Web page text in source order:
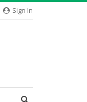
Sign In